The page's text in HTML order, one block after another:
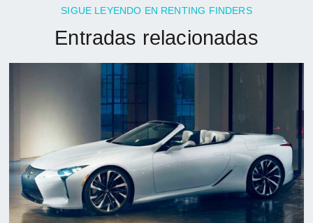
SIGUE LEYENDO EN RENTING FINDERS
Entradas relacionadas